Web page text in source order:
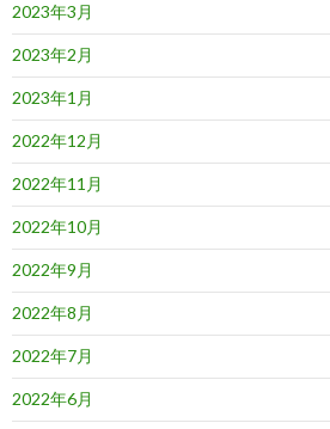
2023年3月
2023年2月
2023年1月
2022年12月
2022年11月
2022年10月
2022年9月
2022年8月
2022年7月
2022年6月